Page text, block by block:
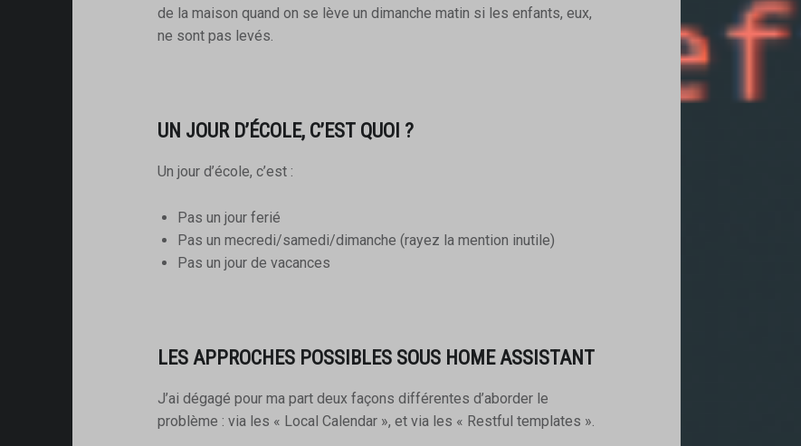
de la maison quand on se lève un dimanche matin si les enfants, eux,
ne sont pas levés.
UN JOUR D’ÉCOLE, C’EST QUOI ?
Un jour d’école, c’est :
Pas un jour ferié
Pas un mecredi/samedi/dimanche (rayez la mention inutile)
Pas un jour de vacances
LES APPROCHES POSSIBLES SOUS HOME ASSISTANT
J’ai dégagé pour ma part deux façons différentes d’aborder le
problème : via les « Local Calendar », et via les « Restful templates ».